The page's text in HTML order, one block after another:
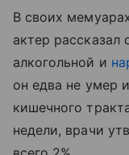
В своих
актер
алкогольной и
он едва не умер
кишечного
недели, врачи